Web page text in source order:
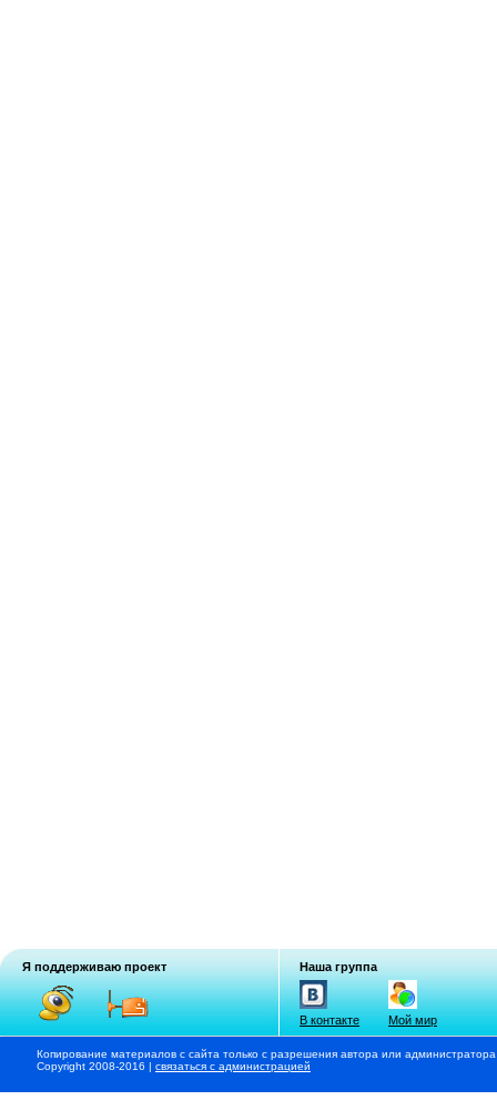
Я поддерживаю проект Наша группа
В контакте Мой мир
Копирование материалов с сайта только с разрешения автора или
Copyright 2008-2016 | связаться с администрацией